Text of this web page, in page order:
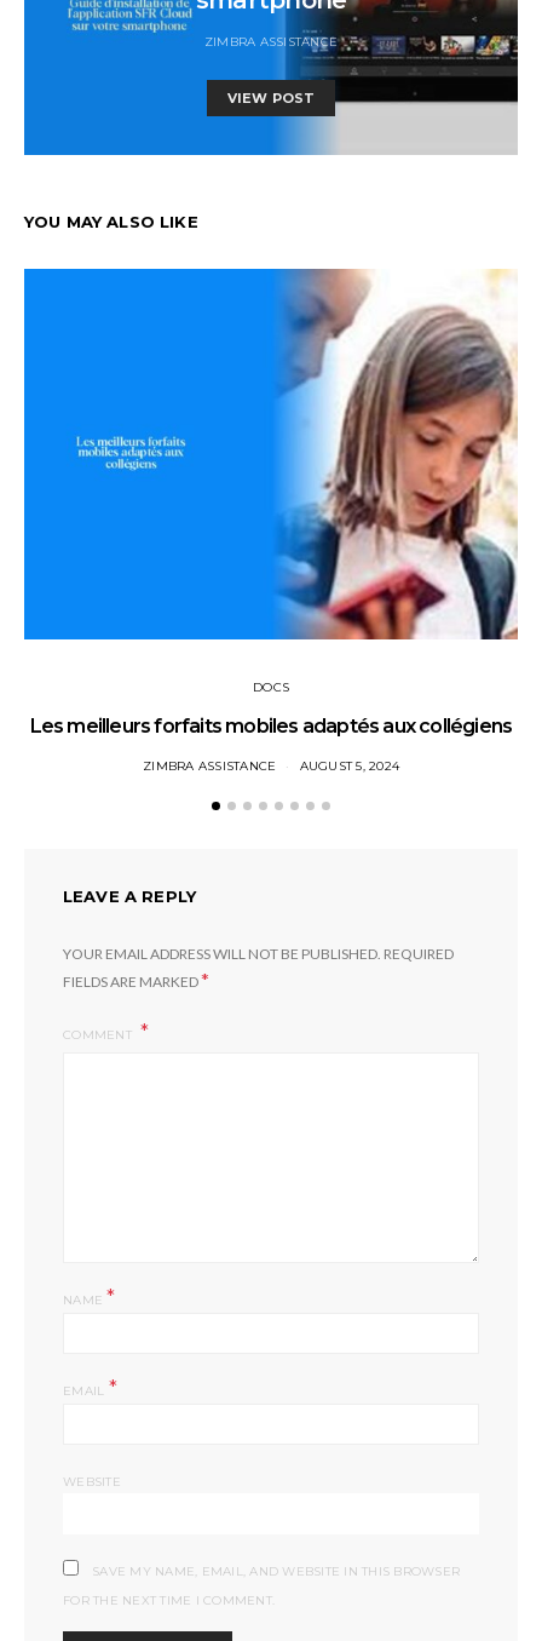
ZIMBRA ASSISTANCE
VIEW POST
YOU MAY ALSO LIKE
DOCS
Les meilleurs forfaits mobiles adaptés aux collégiens
ZIMBRA ASSISTANCE AUGUST 5, 2024
LEAVE A REPLY
YOUR EMAIL ADDRESS WILL NOT BE PUBLISHED. REQUIRED
FIELDS ARE MARKED*
COMMENT
NAME *
EMAIL *
WEBSITE
SAVE MY NAME, EMAIL, AND WEBSITE IN THIS BROWSER
FOR THE NEXT TIME I COMMENT.